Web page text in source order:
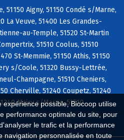
possible, Biocoop utilise
performance optimale du site, pour
le trafic et la performance
navigation personnalisée en toute
51150 Aigny, 51150 Condé s/Marne,
La Veuve, 51400 Les Grandes-
au-Temple, 51520 St-Martin
51510 Coolus, 51510
St-Memmie, 51150 Athis, 51150
s/Coole, 51320 Bussy-Lettrée,
Champagne, 51510 Cheniers,
Cherville, 51240 Coupetz, 51240
Mairy s/Marne, 51510